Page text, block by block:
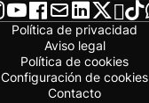
Política de privacidad
Aviso legal
Política de cookies
Configuración de cookies
Contacto